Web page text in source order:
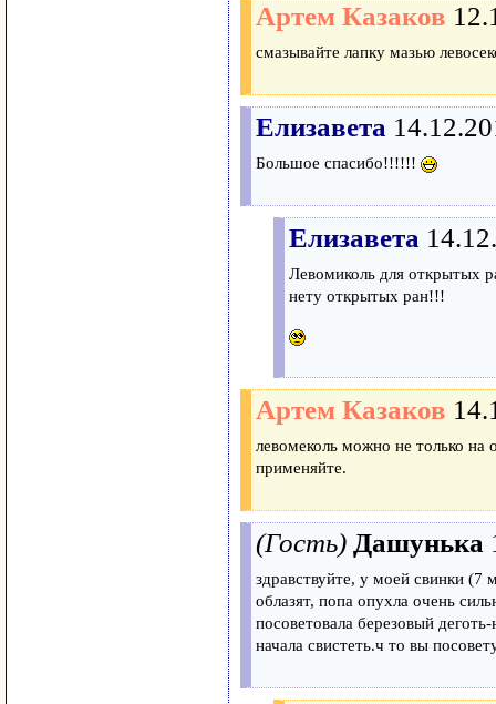
Артем Казаков
смазывайте лапку мазью
Елизавета
Большое спасибо!!!!!!
Елизавета
Левомиколь для открытых
нету открытых ран!!!
Артем Казаков
левомеколь можно не только на
применяйте.
(Гость) Дашунька
здравствуйте, у моей свинки (7
облазят, попа опухла очень
посоветовала березовый
начала свистеть.ч то вы